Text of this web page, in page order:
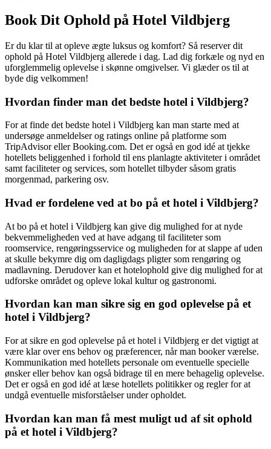
Book Dit Ophold på Hotel Vildbjerg
Er du klar til at opleve ægte luksus og komfort? Så reserver dit
ophold på Hotel Vildbjerg allerede i dag. Lad dig forkæle og nyd en
uforglemmelig oplevelse i skønne omgivelser. Vi glæder os til at
byde dig velkommen!
Hvordan finder man det bedste hotel i Vildbjerg?
For at finde det bedste hotel i Vildbjerg kan man starte med at
undersøge anmeldelser og ratings online på platforme som
TripAdvisor eller Booking.com. Det er også en god idé at tjekke
hotellets beliggenhed i forhold til ens planlagte aktiviteter i området
samt faciliteter og services, som hotellet tilbyder såsom gratis
morgenmad, parkering osv.
Hvad er fordelene ved at bo på et hotel i Vildbjerg?
At bo på et hotel i Vildbjerg kan give dig mulighed for at nyde
bekvemmeligheden ved at have adgang til faciliteter som
roomservice, rengøringsservice og muligheden for at slappe af uden
at skulle bekymre dig om dagligdags pligter som rengøring og
madlavning. Derudover kan et hotelophold give dig mulighed for at
udforske området og opleve lokal kultur og gastronomi.
Hvordan kan man sikre sig en god oplevelse på et
hotel i Vildbjerg?
For at sikre en god oplevelse på et hotel i Vildbjerg er det vigtigt at
være klar over ens behov og præferencer, når man booker værelse.
Kommunikation med hotellets personale om eventuelle specielle
ønsker eller behov kan også bidrage til en mere behagelig oplevelse.
Det er også en god idé at læse hotellets politikker og regler for at
undgå eventuelle misforståelser under opholdet.
Hvordan kan man få mest muligt ud af sit ophold
på et hotel i Vildbjerg?